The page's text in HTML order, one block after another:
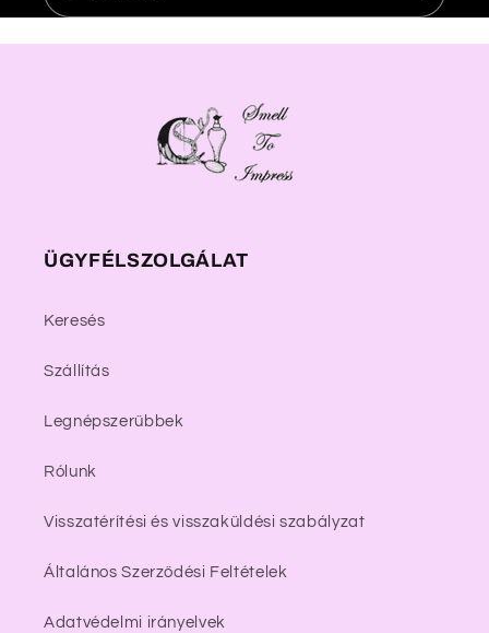
ÜGYFÉLSZOLGÁLAT
Keresés
Szállítás
Legnépszerűbbek
Rólunk
Visszatérítési és visszaküldési szabályzat
Általános Szerződési Feltételek
Adatvédelmi irányelvek